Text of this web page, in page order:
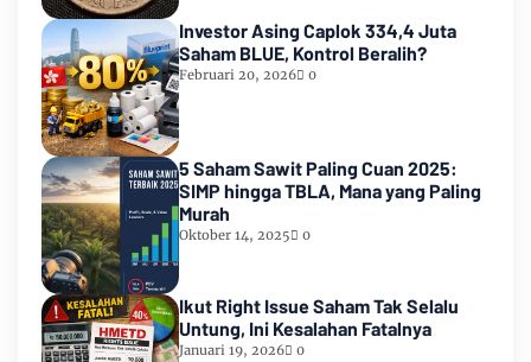
Investor Asing Caplok 334,4 Juta
Saham BLUE, Kontrol Beralih?
Februari 20, 2026 0
5 Saham Sawit Paling Cuan 2025:
SIMP hingga TBLA, Mana yang Paling
Murah
Oktober 14, 2025 0
Ikut Right Issue Saham Tak Selalu
Untung, Ini Kesalahan Fatalnya
Januari 19, 2026 0